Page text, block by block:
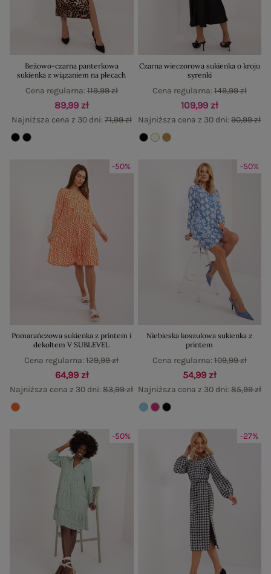
Beżowo-czarna panterkowa
sukienka z wiązaniem na plecach
89,99 zł
Najniższa cena z 30 dni:71,99 zł
Cena regularna:119,99 zł
Czarna wieczorowa sukienka o kroju
syrenki
109,99 zł
Najniższa cena z 30 dni:90,99 zł
Cena regularna:149,99 zł
-50%
Pomarańczowa sukienka z printem i
dekoltem V SUBLEVEL
64,99 zł
Najniższa cena z 30 dni:83,99 zł
Cena regularna:129,99 zł
-50%
Niebieska koszulowa sukienka z
printem
54,99 zł
Najniższa cena z 30 dni:85,99 zł
Cena regularna:109,99 zł
-50% -27%